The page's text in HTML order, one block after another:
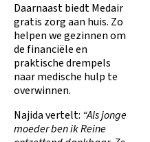
Daarnaast biedt Medair
gratis zorg aan huis. Zo
helpen we gezinnen om
de financiële en
praktische drempels
naar medische hulp te
overwinnen.
Najida vertelt: “Als jonge
moeder ben ik Reine